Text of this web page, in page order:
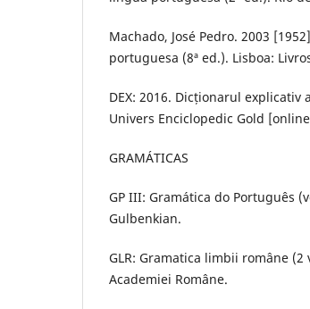
Machado, José Pedro. 2003
portuguesa (8ª ed.). Lisboa:
DEX: 2016. Dicționarul
Univers Enciclopedic Gold
GRAMÁTICAS
GP III: Gramática do Português
Gulbenkian.
GLR: Gramatica limbii române
Academiei Române.